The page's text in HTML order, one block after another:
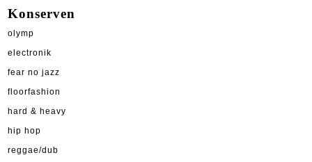
Konserven
olymp
electronik
fear no jazz
floorfashion
hard & heavy
hip hop
reggae/dub